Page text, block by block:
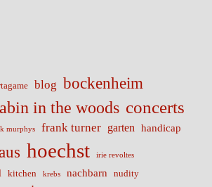
blog bockenheim
in the woods concerts
murphys frank turner garten handicap
hoechst irie revoltes
kitchen krebs nachbarn nudity